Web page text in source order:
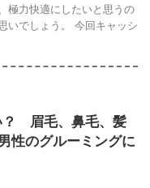
極力快適にしたいと思うの
いでしょう。 今回キャッシ
？ 眉毛、鼻毛、髪
性のグルーミングに